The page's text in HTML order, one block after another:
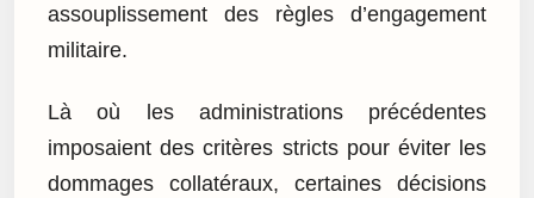
assouplissement des règles d’engagement
militaire.
Là où les administrations précédentes
imposaient des critères stricts pour éviter les
dommages collatéraux, certaines décisions